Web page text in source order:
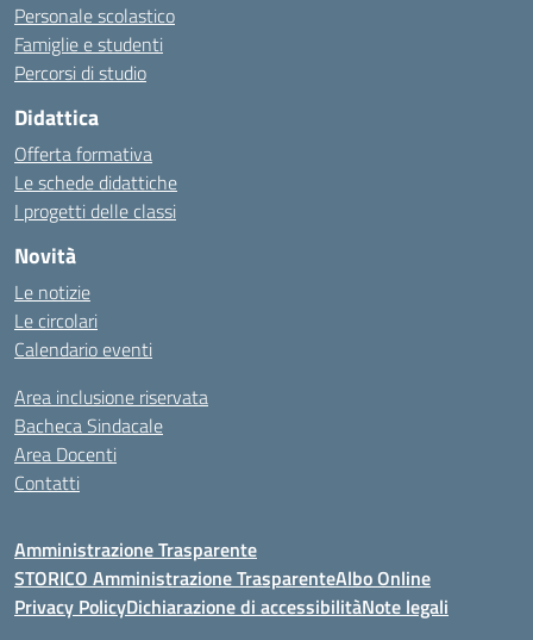
Personale scolastico
Famiglie e studenti
Percorsi di studio
Didattica
Offerta formativa
Le schede didattiche
I progetti delle classi
Novità
Le notizie
Le circolari
Calendario eventi
Area inclusione riservata
Bacheca Sindacale
Area Docenti
Contatti
Amministrazione Trasparente
STORICO Amministrazione TrasparenteAlbo Online
Privacy PolicyDichiarazione di accessibilitàNote legali